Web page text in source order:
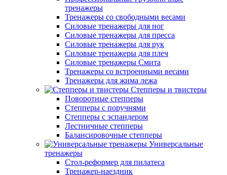
тренажеры
Тренажеры со свободными весами
Силовые тренажеры для ног
Силовые тренажеры для пресса
Силовые тренажеры для рук
Силовые тренажеры для плеч
Силовые тренажеры Смита
Тренажеры со встроенными весами
Тренажеры для жима лежа
Степперы и твистеры
Поворотные степперы
Степперы с поручнями
Степперы с эспандером
Лестничные степперы
Балансировочные степперы
Универсальные
тренажеры
Стол-реформер для пилатеса
Тренажер-наездник